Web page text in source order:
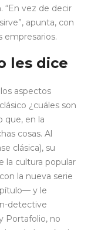
“En vez de decir
apunta, con
empresarios.
les dice
aspectos
¿cuáles son
que, en la
cosas. Al
clásica), su
la cultura popular
la nueva serie
y le
detective
Portafolio, no